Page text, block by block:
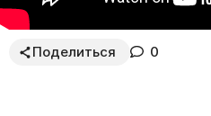
Поделиться 0